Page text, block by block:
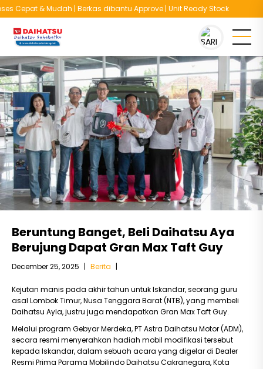
& Mudah | Berkas dibantu Approve | Unit Ready Stock
You are here :Beranda/Berita/Beruntung Banget, Beli Daihatsu Aya
Beruntung Banget, Beli Daihatsu Aya
Berujung Dapat Gran Max Taft Guy
December 25, 2025 | Berita |
Kejutan manis pada akhir tahun untuk Iskandar, seorang guru
asal Lombok Timur, Nusa Tenggara Barat (NTB), yang membeli
Daihatsu Ayla, justru juga mendapatkan Gran Max Taft Guy.
Melalui program Gebyar Merdeka, PT Astra Daihatsu Motor (ADM),
secara resmi menyerahkan hadiah mobil modifikasi tersebut
kepada Iskandar, dalam sebuah acara yang digelar di Dealer
Resmi Prima Parama Mobilindo Daihatsu Cakranegara, Kota